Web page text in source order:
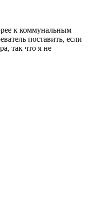
к коммунальным
поставить, если
так что я не